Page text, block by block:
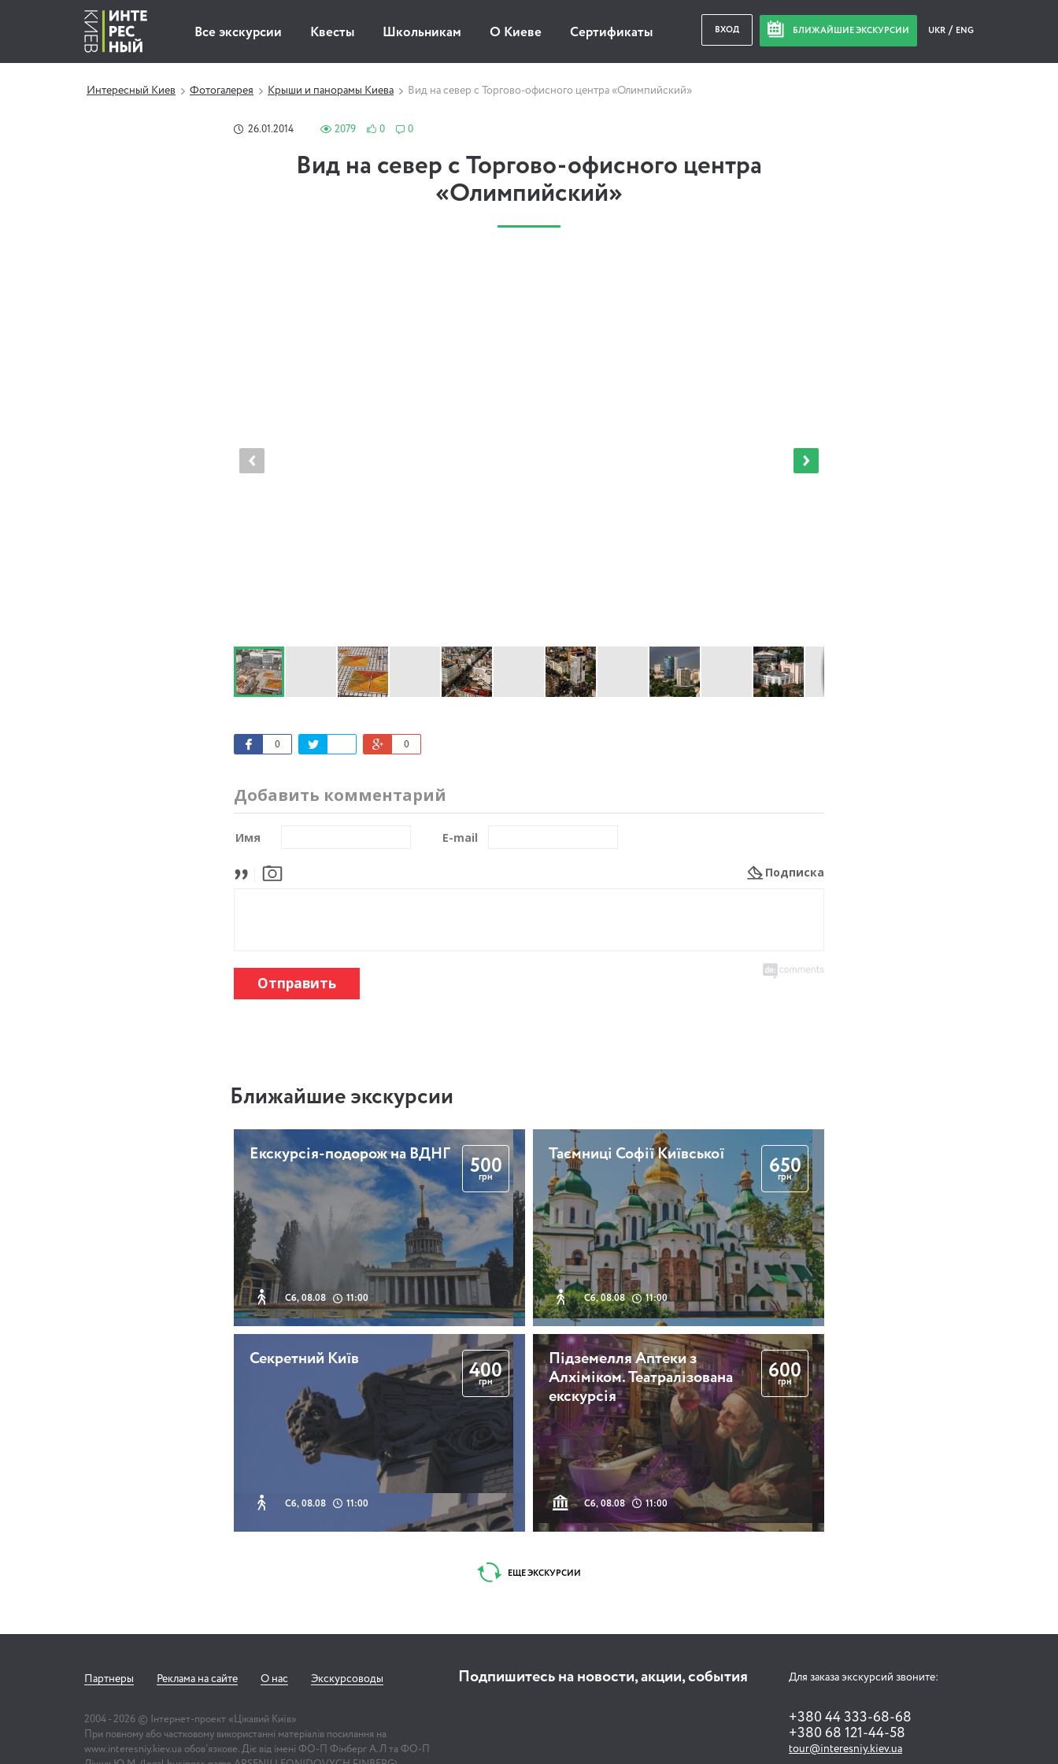
Все экскурсии Квесты Школьникам О Киеве Сертификаты ВХОД БЛИЖАЙШИЕ ЭКСКУРСИИ UKR ENG
Интересный Киев Фотогалерея Крыши и панорамы Киева Вид на север с Торгово-офисного центра «Олимпийский»
26.01.2014 2079 0 0
Вид на север с Торгово-офисного центра
«Олимпийский»
0 0
Добавить комментарий
Имя E-mail
Подписка
Отправить
Ближайшие экскурсии
Екскурсія-подорож на ВДНГ
Сб, 08.08 11:00
500
грн
Таємниці Софії Київської
Сб, 08.08 11:00
650
грн
Секретний Київ
Сб, 08.08 11:00
400
грн
Підземелля Аптеки з
Алхіміком. Театралізована
екскурсія
Сб, 08.08 11:00
600
грн
ЕЩЕ ЭКСКУРСИИ
Партнеры Реклама на сайте О нас Экскурсоводы
2004 - 2026 © Інтернет-проект «Цікавий Київ»
При повному або частковому використанні матеріалів посилання на
www.interesniy.kiev.ua обов'язкове. Діє від імені ФО-П Фінберг А.Л та ФО-П
Подпишитесь на новости, акции, события Для заказа экскурсий звоните:
+380 44 333-68-68
+380 68 121-44-58
tour@interesniy.kiev.ua